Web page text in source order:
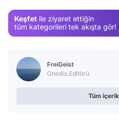
Keşfet ile ziyaret ettiğin
tüm kategorileri tek akışta gör!
FreiGeist
Onedio Editörü
Tüm